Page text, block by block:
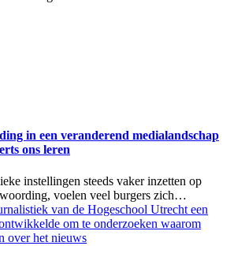
in een veranderend medialandschap
ons leren
instellingen steeds vaker inzetten op
voelen veel burgers zich…